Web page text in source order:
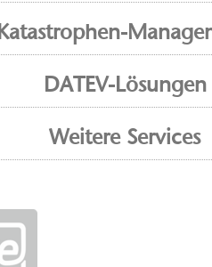
Katastrophen-
DATEV-Lösungen
Weitere Services